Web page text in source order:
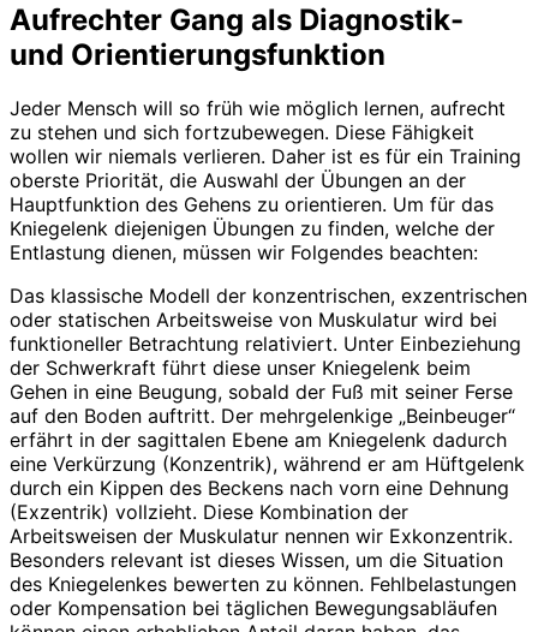
Aufrechter Gang als Diagnostik-
und Orientierungsfunktion
Jeder Mensch will so früh wie möglich lernen, aufrecht
zu stehen und sich fortzubewegen. Diese Fähigkeit
wollen wir niemals verlieren. Daher ist es für ein Training
oberste Priorität, die Auswahl der Übungen an der
Hauptfunktion des Gehens zu orientieren. Um für das
Kniegelenk diejenigen Übungen zu finden, welche der
Entlastung dienen, müssen wir Folgendes beachten:
Das klassische Modell der konzentrischen, exzentrischen
oder statischen Arbeitsweise von Muskulatur wird bei
funktioneller Betrachtung relativiert. Unter Einbeziehung
der Schwerkraft führt diese unser Kniegelenk beim
Gehen in eine Beugung, sobald der Fuß mit seiner Ferse
auf den Boden auftritt. Der mehrgelenkige „Beinbeuger“
erfährt in der sagittalen Ebene am Kniegelenk dadurch
eine Verkürzung (Konzentrik), während er am Hüftgelenk
durch ein Kippen des Beckens nach vorn eine Dehnung
(Exzentrik) vollzieht. Diese Kombination der
Arbeitsweisen der Muskulatur nennen wir Exkonzentrik.
Besonders relevant ist dieses Wissen, um die Situation
des Kniegelenkes bewerten zu können. Fehlbelastungen
oder Kompensation bei täglichen Bewegungsabläufen